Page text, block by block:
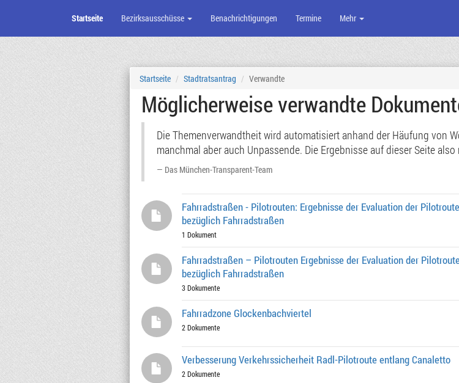
Zum
Seiteninhalt
Startseite Bezirksausschüsse Benachrichtigungen Termine Mehr
Startseite Stadtratsantrag Verwandte
Möglicherweise verwandte
Die Themenverwandtheit wird automatisiert anhand der Häufung von
manchmal aber auch Unpassende. Die Ergebnisse auf dieser Seite
Das München-Transparent-Team
Fahrradstraßen - Pilotrouten: Ergebnisse der Evaluation der
bezüglich Fahrradstraßen
1 Dokument
Fahrradstraßen – Pilotrouten Ergebnisse der Evaluation der
bezüglich Fahrradstraßen
3 Dokumente
Fahrradzone Glockenbachviertel
2 Dokumente
Verbesserung Verkehrssicherheit Radl-Pilotroute entlang Canaletto
2 Dokumente